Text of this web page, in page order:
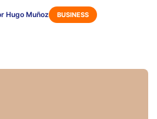
Hugo Muñoz BUSINESS